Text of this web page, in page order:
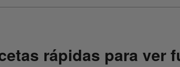
rápidas para ver